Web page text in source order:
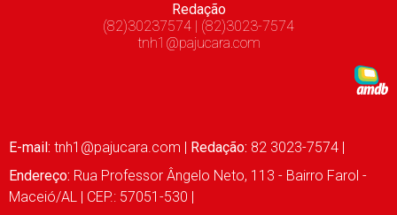
Redação
(82)30237574 | (82)3023-7574
tnh1@pajucara.com
E-mail: tnh1@pajucara.com | Redação: 82 3023-7574 |
Endereço: Rua Professor Ângelo Neto, 113 - Bairro Farol -
Maceió/AL | CEP.: 57051-530 |